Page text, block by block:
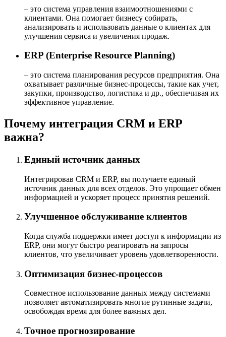
– это система управления взаимоотношениями с
клиентами. Она помогает бизнесу собирать,
анализировать и использовать данные о клиентах для
улучшения сервиса и увеличения продаж.
ERP (Enterprise Resource Planning)
– это система планирования ресурсов предприятия. Она
охватывает различные бизнес-процессы, такие как учет,
закупки, производство, логистика и др., обеспечивая их
эффективное управление.
Почему интеграция CRM и ERP
важна?
Единый источник данных
Интегрировав CRM и ERP, вы получаете единый
источник данных для всех отделов. Это упрощает обмен
информацией и ускоряет процесс принятия решений.
Улучшенное обслуживание клиентов
Когда служба поддержки имеет доступ к информации из
ERP, они могут быстро реагировать на запросы
клиентов, что увеличивает уровень удовлетворенности.
Оптимизация бизнес-процессов
Совместное использование данных между системами
позволяет автоматизировать многие рутинные задачи,
освобождая время для более важных дел.
Точное прогнозирование